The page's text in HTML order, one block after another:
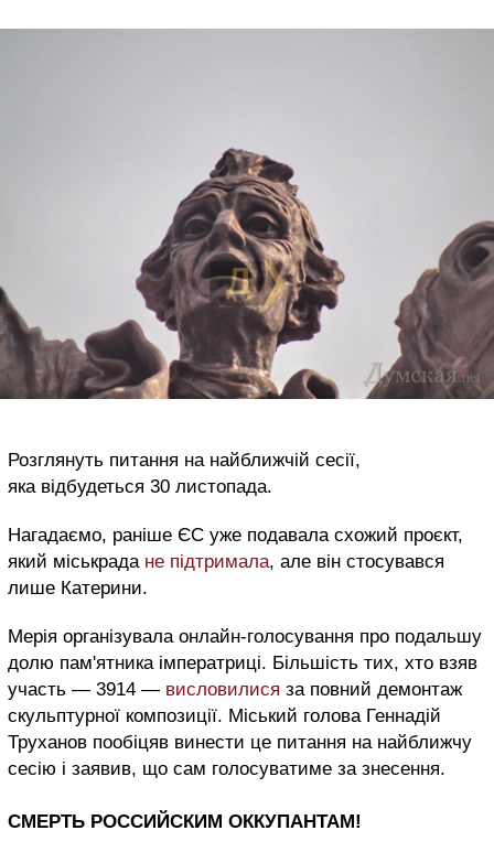
Розглянуть питання на найближчій сесії,
яка відбудеться 30 листопада.
Нагадаємо, раніше ЄС уже подавала схожий проєкт,
який міськрада не підтримала, але він стосувався
лише Катерини.
Мерія організувала онлайн-голосування про подальшу
долю пам'ятника імператриці. Більшість тих, хто взяв
участь — 3914 — висловилися за повний демонтаж
скульптурної композиції. Міський голова Геннадій
Труханов пообіцяв винести це питання на найближчу
сесію і заявив, що сам голосуватиме за знесення.
СМЕРТЬ РОССИЙСКИМ ОККУПАНТАМ!